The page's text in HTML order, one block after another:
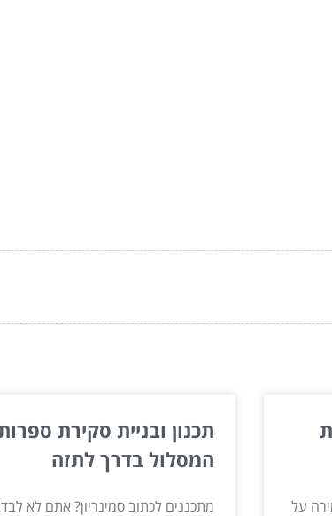
על
תכנון ובניית סקירת
המסלול בדרך לתזה
מתכננים לכתוב סמינריון? אתם לא